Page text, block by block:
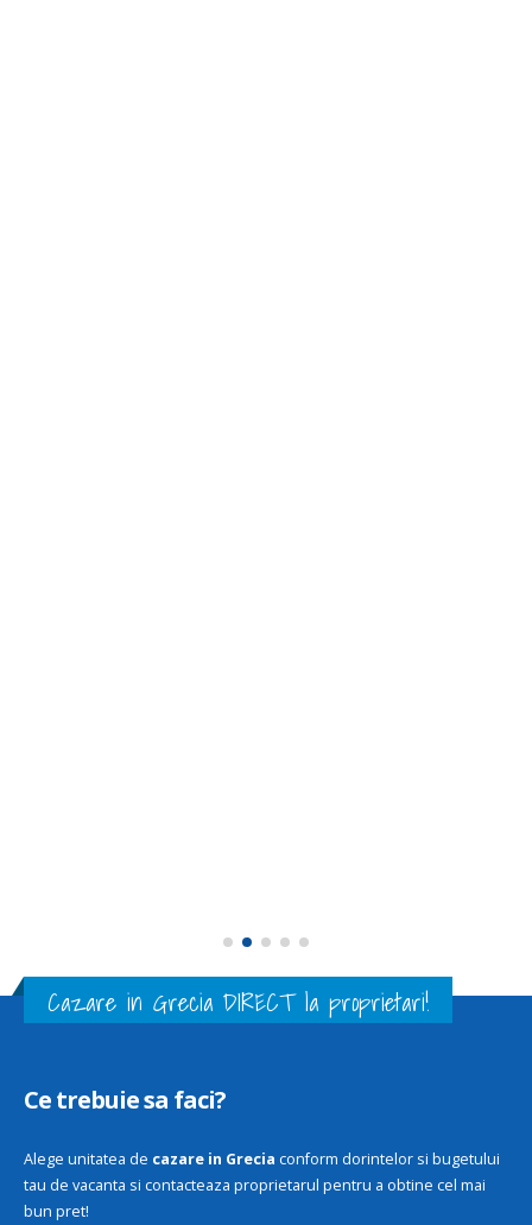
Cazare in Grecia DIRECT la proprietari!
Ce trebuie sa faci?
Alege unitatea de cazare in Grecia conform dorintelor si bugetului
tau de vacanta si contacteaza proprietarul pentru a obtine cel mai
bun pret!